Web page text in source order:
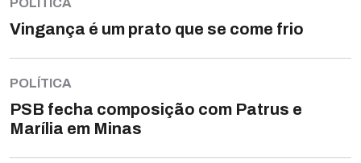
POLÍTICA
Vingança é um prato que se come frio
POLÍTICA
PSB fecha composição com Patrus e
Marília em Minas